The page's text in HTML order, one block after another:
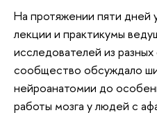
На протяжении пяти дней
лекции и практикумы
исследователей из
сообщество обсуждало
нейроанатомии до
работы мозга у людей с